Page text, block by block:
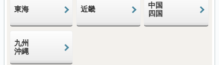
東海 近畿
中国
四国
九州
沖縄